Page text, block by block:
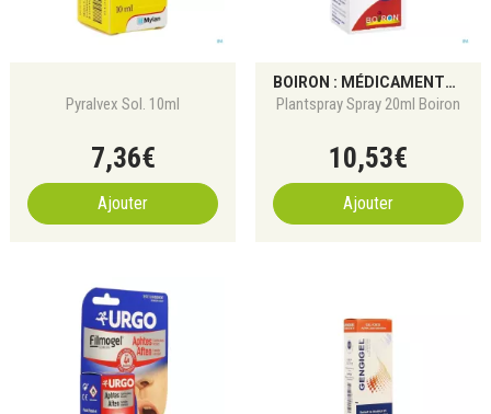
Pyralvex Sol. 10ml
7,36€
Ajouter
BOIRON : MÉDICAMENTS HOMÉOPATHIQUES
Plantspray Spray 20ml Boiron
10,53€
Ajouter